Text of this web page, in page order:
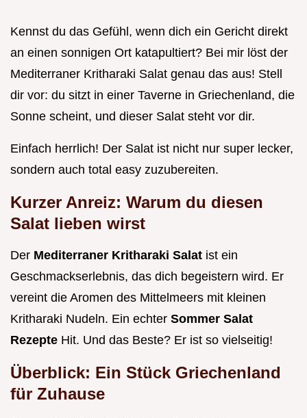
Kennst du das Gefühl, wenn dich ein Gericht direkt
an einen sonnigen Ort katapultiert? Bei mir löst der
Mediterraner Kritharaki Salat genau das aus! Stell
dir vor: du sitzt in einer Taverne in Griechenland, die
Sonne scheint, und dieser Salat steht vor dir.
Einfach herrlich! Der Salat ist nicht nur super lecker,
sondern auch total easy zuzubereiten.
Kurzer Anreiz: Warum du diesen
Salat lieben wirst
Der Mediterraner Kritharaki Salat ist ein
Geschmackserlebnis, das dich begeistern wird. Er
vereint die Aromen des Mittelmeers mit kleinen
Kritharaki Nudeln. Ein echter Sommer Salat
Rezepte Hit. Und das Beste? Er ist so vielseitig!
Überblick: Ein Stück Griechenland
für Zuhause